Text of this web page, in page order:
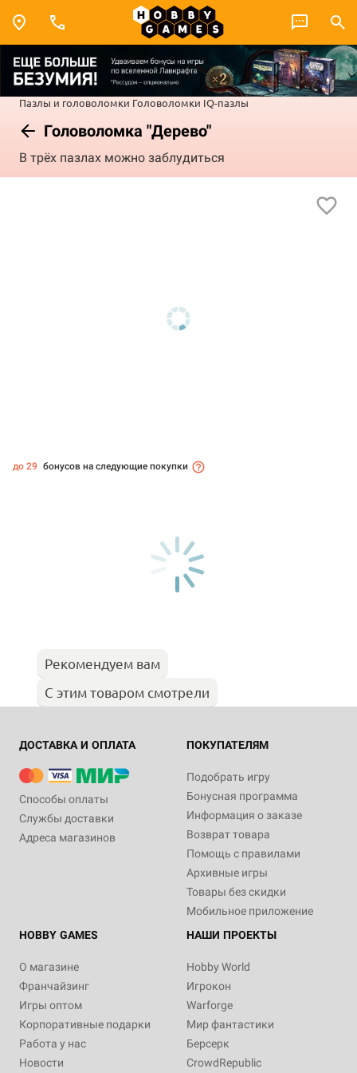
Пазлы и головоломки Головоломки IQ-пазлы
Головоломка "Дерево"
В трёх пазлах можно заблудиться
до 29 бонусов на следующие покупки
Рекомендуем вам
С этим товаром смотрели
ДОСТАВКА И ОПЛАТА
Способы оплаты
Службы доставки
Адреса магазинов
ПОКУПАТЕЛЯМ
Подобрать игру
Бонусная программа
Информация о заказе
Возврат товара
Помощь с правилами
Архивные игры
Товары без скидки
Мобильное приложение
HOBBY GAMES
О магазине
Франчайзинг
Игры оптом
Корпоративные подарки
Работа у нас
Новости
НАШИ ПРОЕКТЫ
Hobby World
Игрокон
Warforge
Мир фантастики
Берсерк
CrowdRepublic